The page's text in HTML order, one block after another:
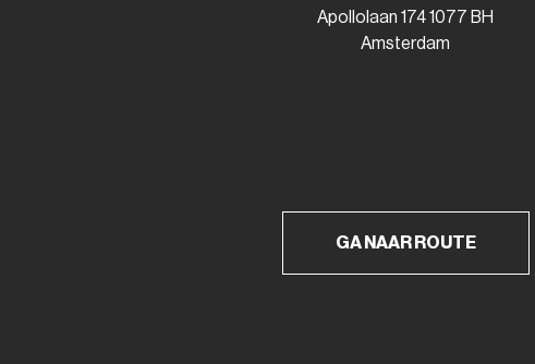
Apollolaan 174 1077 BH
Amsterdam
GA NAAR ROUTE